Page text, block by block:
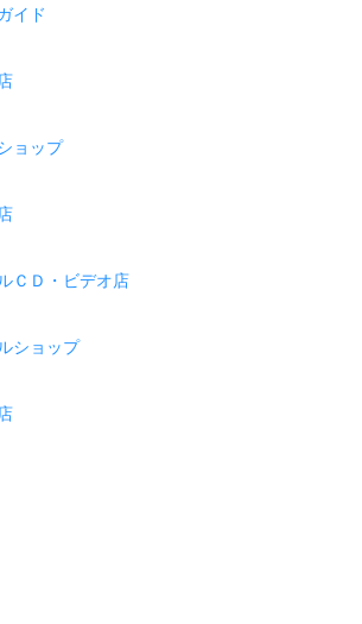
イド
ョップ
ＣＤ・ビデオ店
ショップ